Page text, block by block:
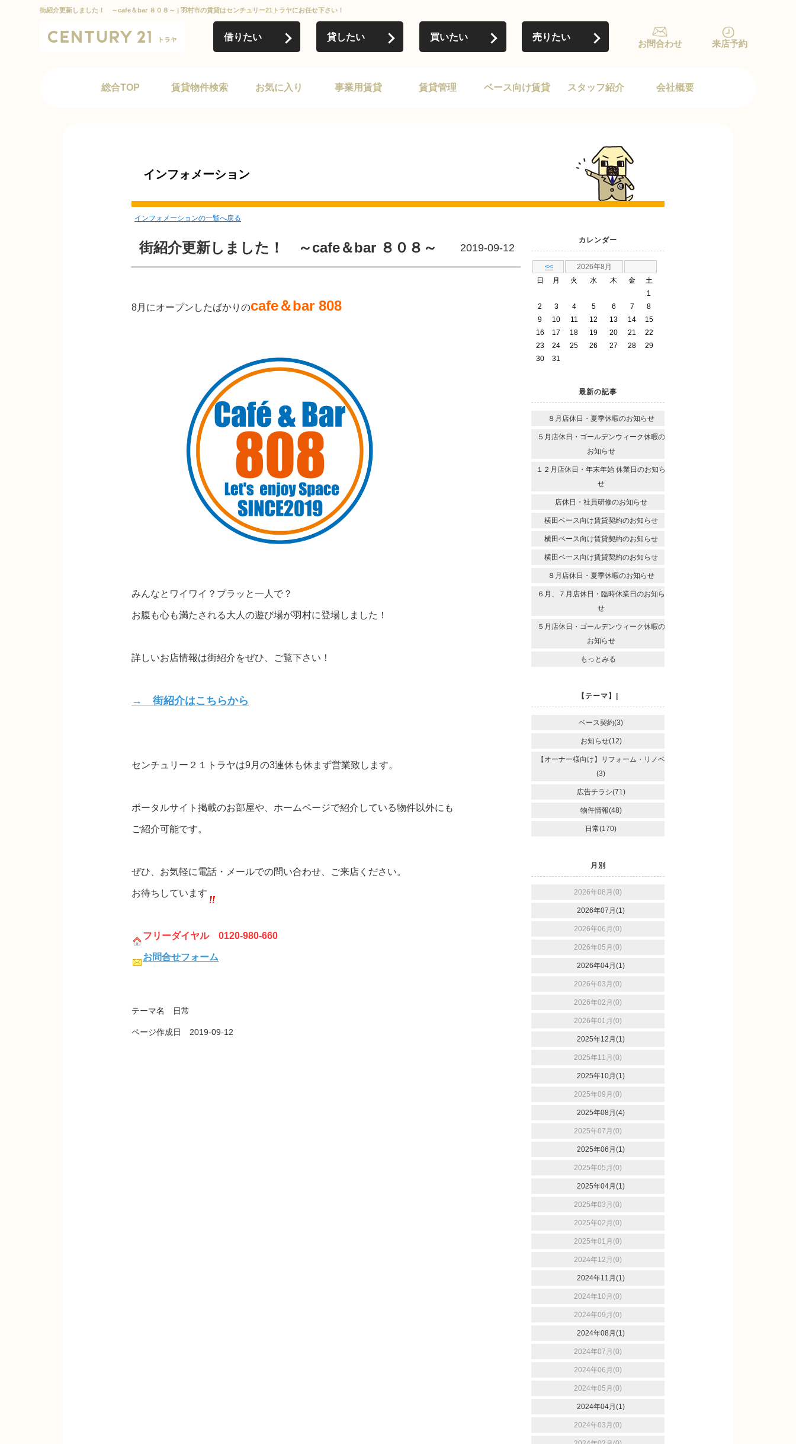
街紹介更新しました！ ～cafe＆bar ８０８～ | 羽村市の賃貸はセンチュリー21トラヤにお任せ下さい！
借りたい 貸したい 買いたい 売りたい
お問合わせ 来店予約
総合TOP 賃貸物件検索 お気に入り 事業用賃貸 賃貸管理 ベース向け賃貸 スタッフ紹介 会社概要
インフォメーション
インフォメーションの一覧へ戻る
街紹介更新しました！ ～cafe＆bar ８０８～ 2019-09-12
8月にオープンしたばかりのcafe＆bar 808
みんなとワイワイ？プラッと一人で？
お腹も心も満たされる大人の遊び場が羽村に登場しました！
詳しいお店情報は街紹介をぜひ、ご覧下さい！
→ 街紹介はこちらから
センチュリー２１トラヤは9月の3連休も休まず営業致します。
ポータルサイト掲載のお部屋や、ホームページで紹介している物件以外にも
ご紹介可能です。
ぜひ、お気軽に電話・メールでの問い合わせ、ご来店ください。
お待ちしています
フリーダイヤル 0120-980-660
お問合せフォーム
テーマ名 日常
ページ作成日 2019-09-12
カレンダー
<<
2026年8月
日
月 火 水 木 金
土
1
2
3 4 5 6 7
8
9
10 11 12 13 14
15
16
17 18 19 20 21
22
23
24 25 26 27 28
29
30
31
最新の記事
８月店休日・夏季休暇のお知らせ
５月店休日・ゴールデンウィーク休暇の
お知らせ
１２月店休日・年末年始 休業日のお知ら
せ
店休日・社員研修のお知らせ
横田ベース向け賃貸契約のお知らせ
横田ベース向け賃貸契約のお知らせ
横田ベース向け賃貸契約のお知らせ
８月店休日・夏季休暇のお知らせ
６月、７月店休日・臨時休業日のお知ら
せ
５月店休日・ゴールデンウィーク休暇の
お知らせ
もっとみる
【テーマ】|
ベース契約(3)
お知らせ(12)
【オーナー様向け】リフォーム・リノベ
(3)
広告チラシ(71)
物件情報(48)
日常(170)
月別
2026年08月(0)
2026年07月(1)
2026年06月(0)
2026年05月(0)
2026年04月(1)
2026年03月(0)
2026年02月(0)
2026年01月(0)
2025年12月(1)
2025年11月(0)
2025年10月(1)
2025年09月(0)
2025年08月(4)
2025年07月(0)
2025年06月(1)
2025年05月(0)
2025年04月(1)
2025年03月(0)
2025年02月(0)
2025年01月(0)
2024年12月(0)
2024年11月(1)
2024年10月(0)
2024年09月(0)
2024年08月(1)
2024年07月(0)
2024年06月(0)
2024年05月(0)
2024年04月(1)
2024年03月(0)